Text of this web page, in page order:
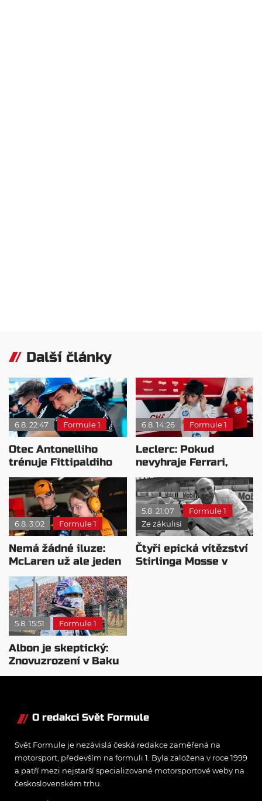
Další články
6.8. 22:47 Formule 1
Otec Antonelliho
trénuje Fittipaldiho
syna: Brazilec
vychvaluje lídra
6.8. 14:26 Formule 1
Leclerc: Pokud
nevyhraje Ferrari,
přeji titul
Antonellimu
6.8. 3:02 Formule 1
Nemá žádné iluze:
McLaren už ale jeden
návrat ze dna dokázal
5.8. 21:07
Formule 1
Ze zákulisí
Čtyři epická vítězství
Stirlinga Mosse v
5.8. 15:51 Formule 1
Albon je skeptický:
Znovuzrození v Baku
nepovažuje za reálne
O redakci Svět Formule
Svět Formule je nezávislá česká redakce zaměřená na
motorsport, především na formuli 1. Byla založena v roce 1999
a patří mezi nejstarší specializované motorsportové weby na
československém trhu.